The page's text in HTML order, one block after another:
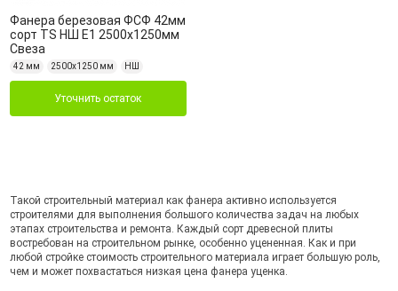
Фанера березовая ФСФ 42мм
сорт TS НШ Е1 2500x1250мм
Свеза
42 мм 2500х1250 мм НШ
Уточнить остаток
Такой строительный материал как фанера активно используется
строителями для выполнения большого количества задач на любых
этапах строительства и ремонта. Каждый сорт древесной плиты
востребован на строительном рынке, особенно уцененная. Как и при
любой стройке стоимость строительного материала играет большую роль,
чем и может похвастаться низкая цена фанера уценка.